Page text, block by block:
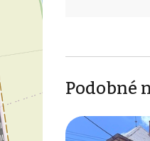
Podobné